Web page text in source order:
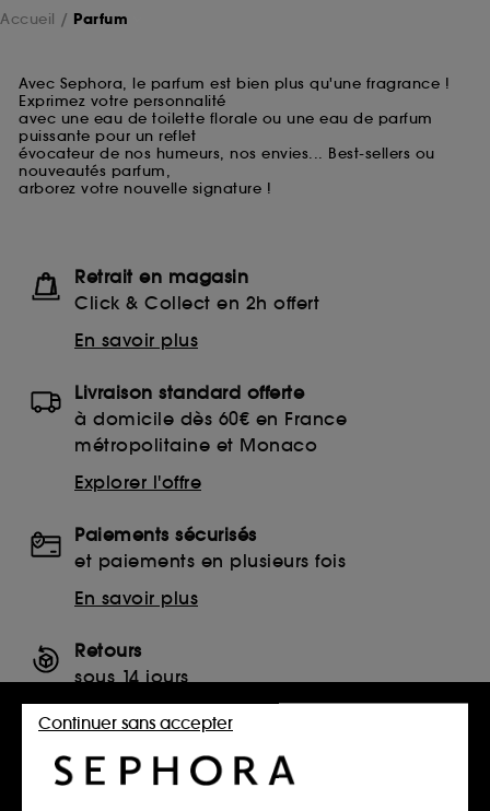
Accueil Parfum
Avec Sephora, le parfum est bien plus qu'une fragrance !
Exprimez votre personnalité
avec une eau de toilette florale ou une eau de parfum
puissante pour un reflet
évocateur de nos humeurs, nos envies... Best-sellers ou
nouveautés parfum,
arborez votre nouvelle signature !
Retrait en magasin
Click & Collect en 2h offert
En savoir plus
Livraison standard offerte
à domicile dès 60€ en France
métropolitaine et Monaco
Explorer l'offre
Paiements sécurisés
et paiements en plusieurs fois
En savoir plus
Retours
sous 14 jours
Retourner mon article
SERVICES, CONTACT ET CONDITIONS DES OFFRES
Continuer sans accepter